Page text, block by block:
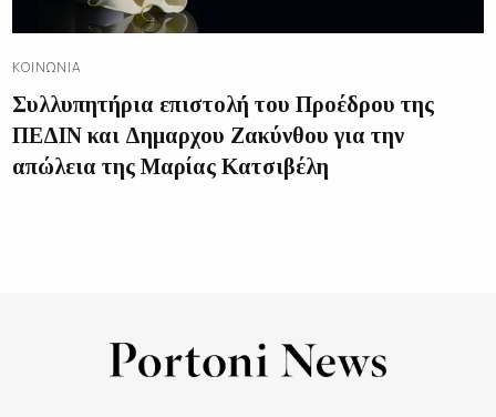
ΚΟΙΝΩΝΊΑ
Συλλυπητήρια επιστολή του Προέδρου της
ΠΕΔΙΝ και Δημαρχου Ζακύνθου για την
απώλεια της Μαρίας Κατσιβέλη